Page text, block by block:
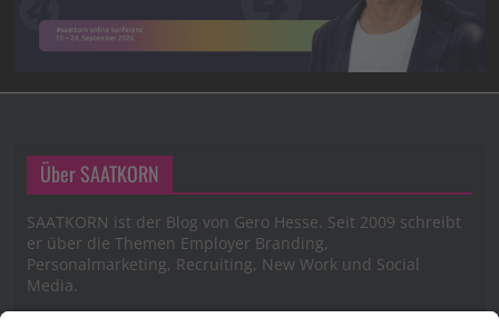
Über SAATKORN
SAATKORN ist der Blog von Gero Hesse. Seit 2009 schreibt
er über die Themen Employer Branding,
Personalmarketing, Recruiting, New Work und Social
Media.